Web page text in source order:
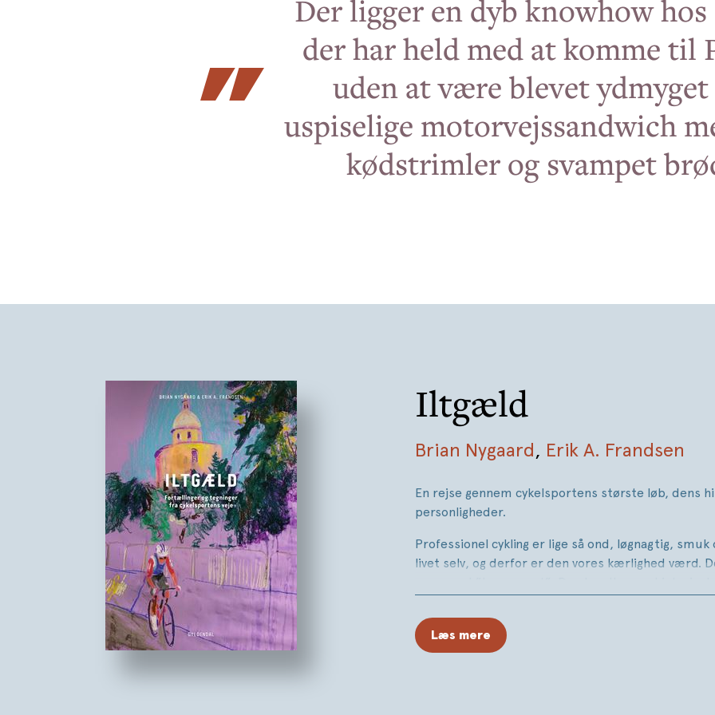
Der ligger en dyb knowhow hos
der har held med at komme til
uden at være blevet
uspiselige motorvejssandwich
kødstrimler og svampet
Iltgæld
Brian Nygaard, Erik A. Frandsen
En rejse gennem cykelsportens største løb, dens
personligheder.
Professionel cykling er lige så ond, løgnagtig, smuk
livet selv, og derfor er den vores kærlighed værd.
Bogen fortæller en lang række historier om
ord og tegninger. Fra Bolognas hvælvede gader,
Læs mere